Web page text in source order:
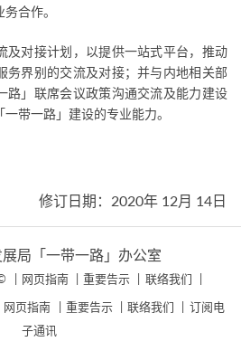
合作。
及对接计划，以提供一站式平台，推动
务界别的交流及对接；并与内地相关部
路」联席会议政策沟通交流及能力建设
带一路」建设的专业能力。
修订日期：2020年 12月 14日
局「一带一路」办公室
网页指南 重要告示 联络我们
网页指南 重要告示 联络我们
订阅电
子通讯